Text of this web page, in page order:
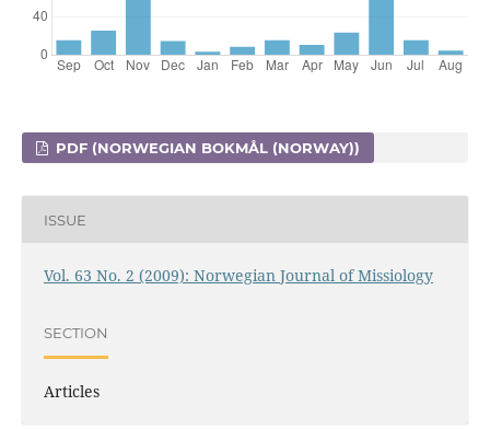
PDF (NORWEGIAN BOKMÅL (NORWAY))
ISSUE
Vol. 63 No. 2 (2009): Norwegian Journal of Missiology
SECTION
Articles